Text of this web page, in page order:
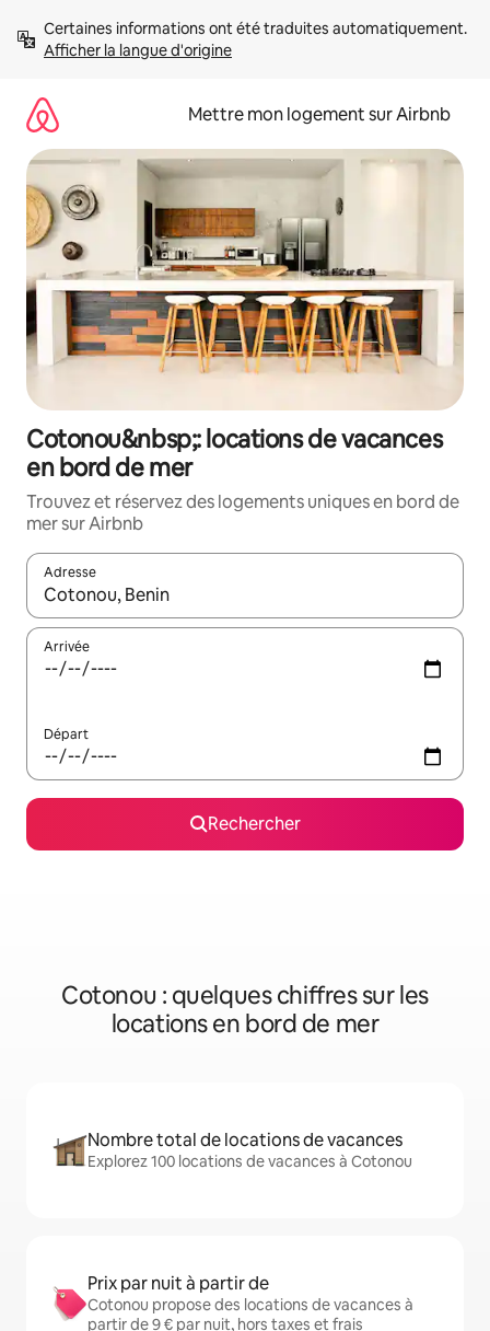
directement
Afficher la langue d'origine
Mettre mon logement sur Airbnb
Cotonou&nbsp;: locations de vacances
en bord de mer
Trouvez et réservez des logements uniques en bord de
mer sur Airbnb
Adresse
Lorsque les résultats s'affichent, utilisez les flèches vers le
Arrivée
Départ
Rechercher
Cotonou : quelques chiffres sur les
locations en bord de mer
Nombre total de locations de vacances
Explorez 100 locations de vacances à Cotonou
Prix par nuit à partir de
Cotonou propose des locations de vacances à
partir de 9 € par nuit, hors taxes et frais